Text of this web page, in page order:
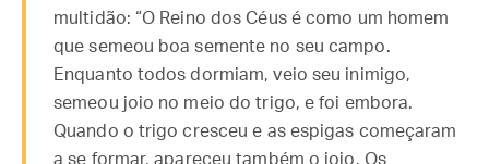
multidão: “O Reino dos Céus é como um homem
que semeou boa semente no seu campo.
Enquanto todos dormiam, veio seu inimigo,
semeou joio no meio do trigo, e foi embora.
Quando o trigo cresceu e as espigas começaram
a se formar, apareceu também o joio. Os